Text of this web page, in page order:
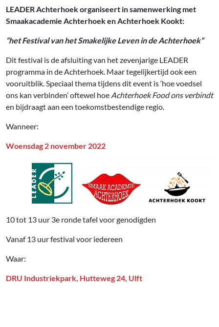
LEADER Achterhoek organiseert in samenwerking met
Smaakacademie Achterhoek en Achterhoek Kookt:
“het Festival van het Smakelijke Leven in de Achterhoek”
Dit festival is de afsluiting van het zevenjarige LEADER
programma in de Achterhoek. Maar tegelijkertijd ook een
vooruitblik. Speciaal thema tijdens dit event is ‘hoe voedsel
ons kan verbinden’ oftewel hoe Achterhoek Food ons verbindt
en bijdraagt aan een toekomstbestendige regio.
Wanneer:
Woensdag 2 november 2022
10 tot 13 uur 3e ronde tafel voor genodigden
Vanaf 13 uur festival voor iedereen
Waar:
DRU Industriekpark, Hutteweg 24, Ulft